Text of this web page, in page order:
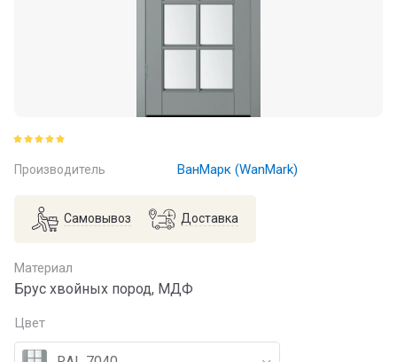
Производитель ВанМарк (WanMark)
Самовывоз Доставка
Материал
Брус хвойных пород, МДФ
Цвет